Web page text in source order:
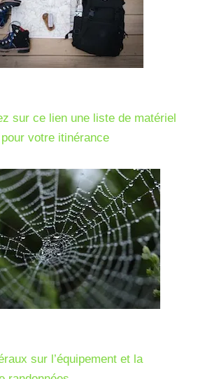
sur ce lien une liste de matériel
votre itinérance
sur l’équipement et la